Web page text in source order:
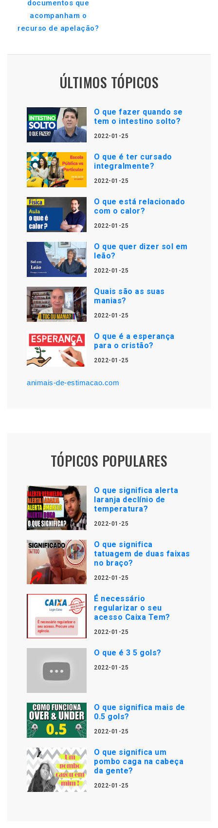
documentos que
acompanham o
recurso de apelação?
ÚLTIMOS TÓPICOS
O que fazer quando se
tem o intestino solto?
2022-01-25
O que é ter cursado
integralmente?
2022-01-25
O que está relacionado
com o calor?
2022-01-25
O que quer dizer sol em
leão?
2022-01-25
Quais são as suas
manias?
2022-01-25
O que é a esperança
para o cristão?
2022-01-25
animais-de-estimacao.com
TÓPICOS POPULARES
O que significa alerta
laranja declínio de
temperatura?
2022-01-25
O que significa
tatuagem de duas faixas
no braço?
2022-01-25
É necessário
regularizar o seu
acesso Caixa Tem?
2022-01-25
O que é 3 5 gols?
2022-01-25
O que significa mais de
0.5 gols?
2022-01-25
O que significa um
pombo caga na cabeça
da gente?
2022-01-25